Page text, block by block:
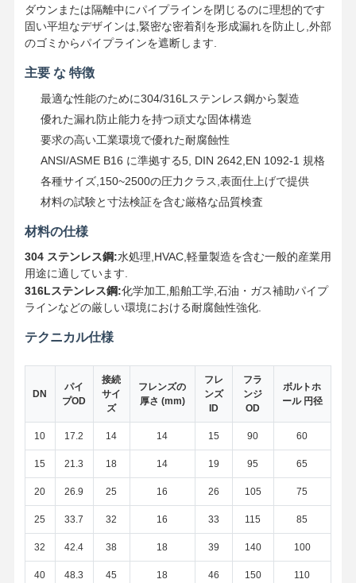
ホーム 製品 ビデオ 企業情報
ダウンまたは隔離中にパイプラインを閉じるのに理想的です
固い平坦なデザインは,緊密な密着剤を形成漏れを防止し,外部
のゴミからパイプラインを遮断します.
主要 な 特徴
最適な性能のために304/316Lステンレス鋼から製造
優れた漏れ防止能力を持つ頑丈な固体構造
要求の高い工業環境で優れた耐腐蝕性
ANSI/ASME B16 に準拠する5, DIN 2642,EN 1092-1 規格
各種サイズ,150~2500の圧力クラス,表面仕上げで提供
材料の試験と寸法検証を含む厳格な品質検査
材料の仕様
304 ステンレス鋼:水処理,HVAC,軽量製造を含む一般的産業用
用途に適しています.
316Lステンレス鋼:化学加工,船舶工学,石油・ガス補助パイプ
ラインなどの厳しい環境における耐腐蝕性強化.
テクニカル仕様
DN
パイ
プOD
接続
サイ
ズ
フレンズの
厚さ (mm)
フレ
ンズ
ID
フラ
ンジ
OD
ボルトホ
ール 円径
10 17.2 14 14 15 90 60
15 21.3 18 14 19 95 65
20 26.9 25 16 26 105 75
25 33.7 32 16 33 115 85
32 42.4 38 18 39 140 100
40 48.3 45 18 46 150 110